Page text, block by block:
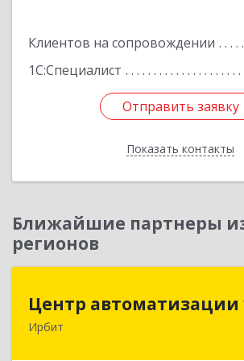
Клиентов на сопровождении
1С:Специалист
Отправить заявку
Показать контакты
Отправить заявку
Назад
Ближайшие партнеры
регионов
Центр автоматизации
Ирбит623854, Свердловская обл,